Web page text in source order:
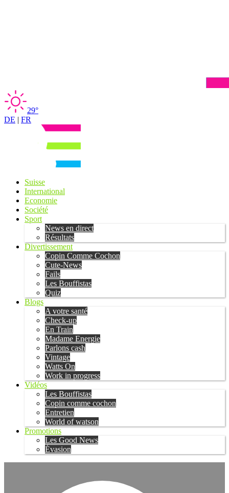
29°
DE | FR
Suisse
International
Economie
Société
Sport
News en direct
Résultats
Divertissement
Copin Comme Cochon
Cute-News
Fails
Les Bouffistas
Quiz
Blogs
A votre santé
Check-up
En Train
Madame Energie
Parlons cash
Vintage
Watts On
Work in progress
Vidéos
Les Bouffistas
Copin comme cochon
Entretien
World of watson
Promotions
Les Good News
Évasion